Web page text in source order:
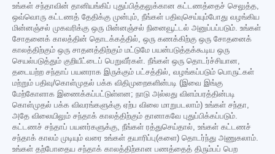
உங்கள் சந்தாவின் தானியங்கிப் புதுப்பித்தலுக்கான கட்டணத்தைச் செலுத்த,
ஒவ்வொரு கட்டணத் தேதிக்கு முன்பும், நீங்கள் பதிவுசெய்யும்போது வழங்கிய
மின்னஞ்சல் முகவரிக்கு ஒரு மின்னஞ்சல் நினைவூட்டல் அனுப்பப்படும். உங்கள்
சோதனைக் காலத்தின் தொடக்கத்தில், ஒரு கணக்கிற்கு ஒரு சோதனைக்
காலத்திற்கும் ஒரு சாதனத்திற்கும் மட்டுமே பயன்படுத்தக்கூடிய ஒரு
செயல்படுத்தும் குறியீட்டைப் பெறுவீர்கள். நீங்கள் ஒரு தொடர்ச்சியான,
தடையற்ற சந்தாப் பயனராக இருக்கும் பட்சத்தில், வழங்கப்படும் பொருட்கள்
மற்றும் பதிவு/கொள்முதல் பக்க விதிமுறைகளின்படி (இவை இங்கு
மேற்கோளாக இணைக்கப்பட்டுள்ளன; நாடு அல்லது விளம்பரத்தின்படி
கொள்முதல் பக்க விவரங்களுக்கு ஏற்ப விலை மாறுபடலாம்) உங்கள் சந்தா,
அதே விலையிலும் சந்தாக் காலத்திற்கும் தானாகவே புதுப்பிக்கப்படும்.
கட்டணச் சந்தாப் பயனர்களுக்கு, நீங்கள் ரத்துசெய்தால், உங்கள் கட்டணச்
சந்தாக் காலம் முடியும் வரை உங்கள் தயாரிப்பு(களை) தொடர்ந்து அணுகலாம்.
உங்கள் தற்போதைய சந்தாக் காலத்திற்கான பணத்தைத் திரும்பப் பெற